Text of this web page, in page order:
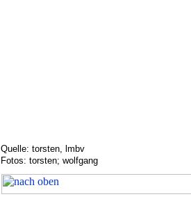
Quelle: torsten, lmbv
Fotos: torsten; wolfgang